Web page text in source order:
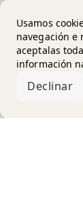
Usamos
navegación e
aceptalas
información
Declinar